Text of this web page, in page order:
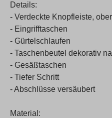
Details:
- Verdeckte Knopfleiste,
- Eingrifftaschen
- Gürtelschlaufen
- Taschenbeutel dekorativ
- Gesäßtaschen
- Tiefer Schritt
- Abschlüsse versäubert
Material: